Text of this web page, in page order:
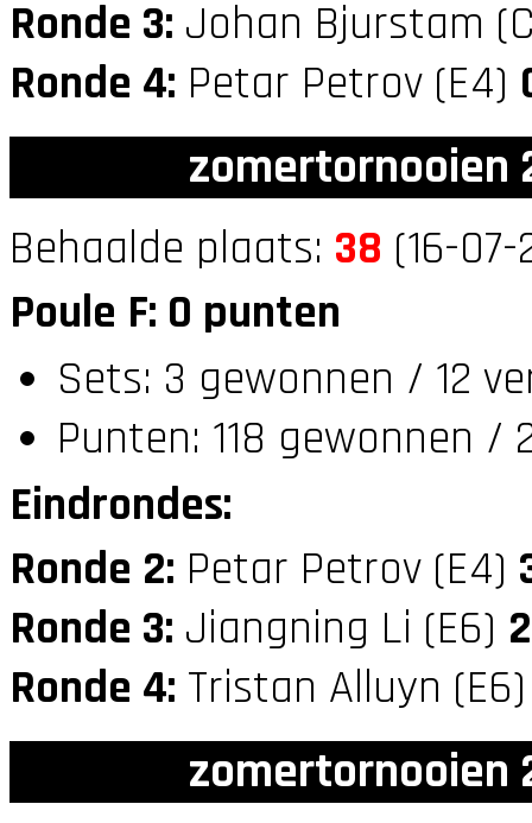
Ronde 3: Johan Bjurstam
Ronde 4: Petar Petrov (E4)
zomertornooien
Behaalde plaats: 38 (16-
Poule F: 0 punten
Sets: 3 gewonnen / 12
Punten: 118 gewonnen /
Eindrondes:
Ronde 2: Petar Petrov (E4)
Ronde 3: Jiangning Li (E6) 2
Ronde 4: Tristan Alluyn
zomertornooien